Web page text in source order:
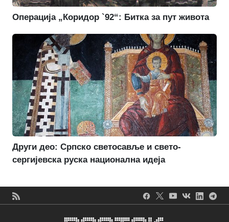
Операција „Коридор `92“: Битка за пут живота
Други део: Српско светосавље и свето-
сергијевска руска национална идеја